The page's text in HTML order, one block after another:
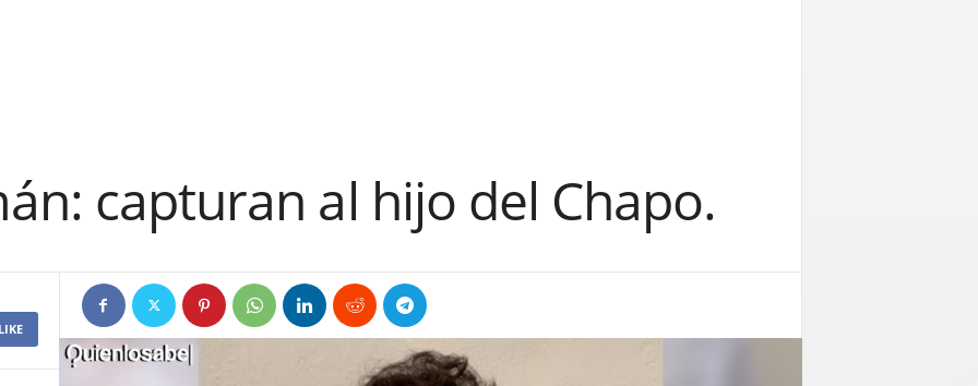
capturan al hijo del Chapo.
LIKE